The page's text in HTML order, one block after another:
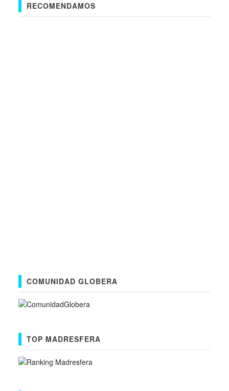
RECOMENDAMOS
COMUNIDAD GLOBERA
TOP MADRESFERA